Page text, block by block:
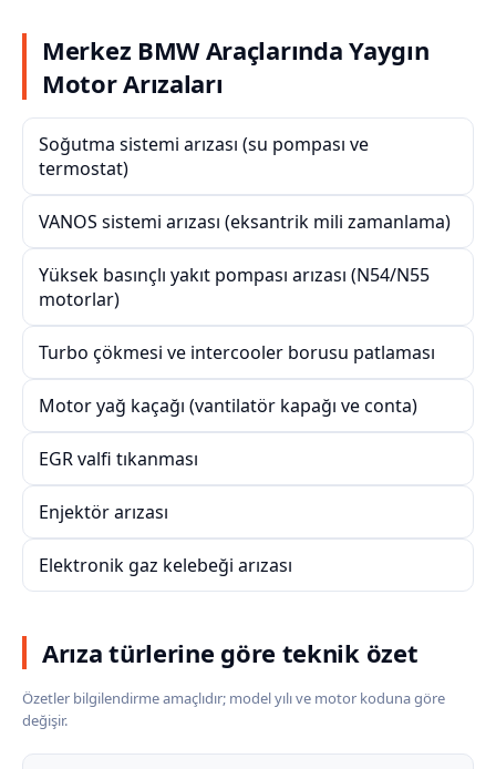
Merkez BMW Araçlarında Yaygın
Motor Arızaları
Soğutma sistemi arızası (su pompası ve
termostat)
VANOS sistemi arızası (eksantrik mili zamanlama)
Yüksek basınçlı yakıt pompası arızası (N54/N55
motorlar)
Turbo çökmesi ve intercooler borusu patlaması
Motor yağ kaçağı (vantilatör kapağı ve conta)
EGR valfi tıkanması
Enjektör arızası
Elektronik gaz kelebeği arızası
Arıza türlerine göre teknik özet
Özetler bilgilendirme amaçlıdır; model yılı ve motor koduna göre
değişir.